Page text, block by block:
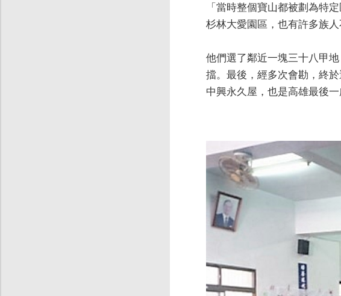
「當時整個寶山都被劃為特
杉林大愛園區，也有許多族人
他們選了鄰近一塊三十八甲
擋。最後，經多次會勘，終
中興永久屋，也是高雄最後